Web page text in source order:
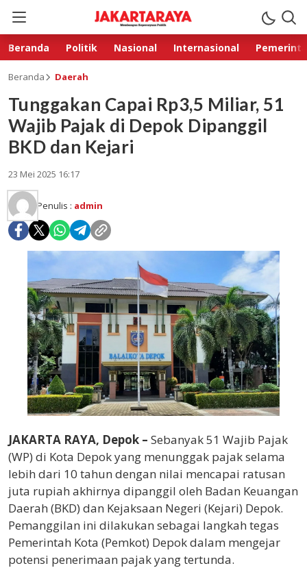
Beranda Politik Nasional Internasional
Beranda Daerah
Tunggakan Capai Rp3,5 Miliar, 51
Wajib Pajak di Depok Dipanggil
BKD dan Kejari
23 Mei 2025 16:17
Penulis : admin
JAKARTA RAYA, Depok – Sebanyak 51 Wajib Pajak
(WP) di Kota Depok yang menunggak pajak selama
lebih dari 10 tahun dengan nilai mencapai ratusan
juta rupiah akhirnya dipanggil oleh Badan Keuangan
Daerah (BKD) dan Kejaksaan Negeri (Kejari) Depok.
Pemanggilan ini dilakukan sebagai langkah tegas
Pemerintah Kota (Pemkot) Depok dalam mengejar
potensi penerimaan pajak yang tertunda.